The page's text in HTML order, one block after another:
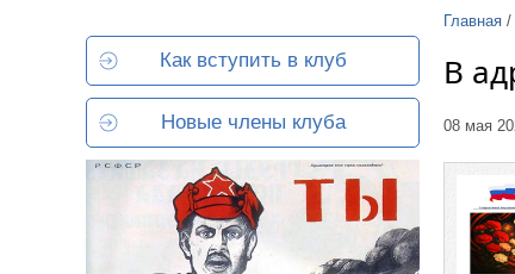
Главная /
В
08 мая
Как вступить в клуб
Новые члены клуба